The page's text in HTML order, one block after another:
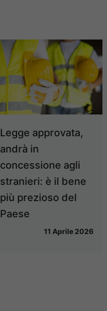
Legge approvata,
andrà in
concessione agli
stranieri: è il bene
più prezioso del
Paese
11 Aprile 2026